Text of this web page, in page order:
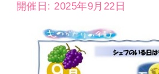
開催日: 2025年9月22日